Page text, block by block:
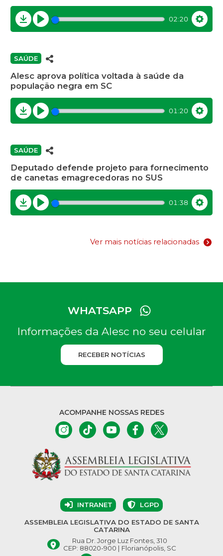
Download
Play
02:20
SAÚDE
Alesc aprova política voltada à saúde da
população negra em SC
Download
Play
01:20
SAÚDE
Deputado defende projeto para fornecimento
de canetas emagrecedoras no SUS
Download
Play
01:38
Ver mais notícias relacionadas
WHATSAPP
Informações da Alesc no seu celular
RECEBER NOTÍCIAS
ACOMPANHE NOSSAS REDES
INTRANET LGPD
ASSEMBLEIA LEGISLATIVA DO ESTADO DE SANTA
CATARINA
Rua Dr. Jorge Luz Fontes, 310
CEP: 88020-900 | Florianópolis, SC